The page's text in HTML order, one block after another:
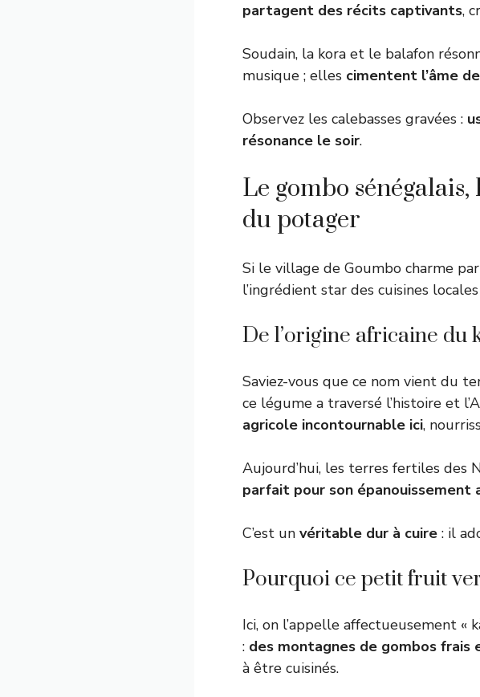
partagent des récits captivants,
Soudain, la kora et le balafon
musique ; elles cimentent l’âme
Observez les calebasses gravées :
résonance le soir.
Le gombo
du potager
Si le village de Goumbo charme
l’ingrédient star des cuisines
De l’origine africaine du
Saviez-vous que ce nom vient du
ce légume a traversé l’histoire et
agricole incontournable ici,
Aujourd’hui, les terres fertiles des
parfait pour son épanouissement
C’est un véritable dur à cuire : il
Pourquoi ce petit fruit
Ici, on l’appelle affectueusement «
: des montagnes de gombos
à être cuisinés.